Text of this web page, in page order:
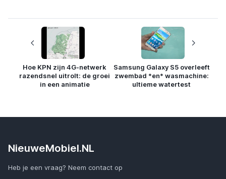
Hoe KPN zijn 4G-netwerk
razendsnel uitrolt: de groei
in een animatie
Samsung Galaxy S5 overleeft
zwembad *en* wasmachine:
ultieme watertest
NieuweMobiel.NL
Heb je een vraag? Neem contact op